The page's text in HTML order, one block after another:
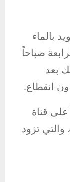
بالماء
صباحاً
سبتمبر 2024 وذلك بعد
انقطاع.
قناة
الشمال بقطر 500 مم، والتي تزود